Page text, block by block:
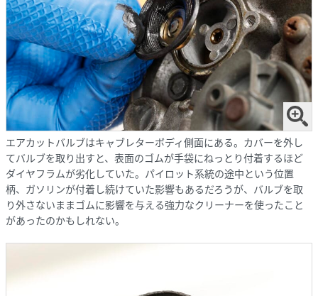
エアカットバルブはキャブレターボディ側面にある。カバーを外し
てバルブを取り出すと、表面のゴムが手袋にねっとり付着するほど
ダイヤフラムが劣化していた。パイロット系統の途中という位置
柄、ガソリンが付着し続けていた影響もあるだろうが、バルブを取
り外さないままゴムに影響を与える強力なクリーナーを使ったこと
があったのかもしれない。